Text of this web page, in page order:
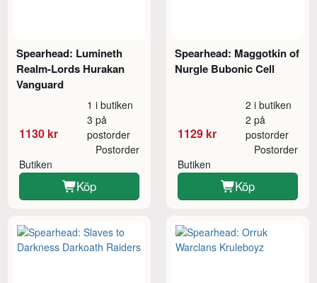
Spearhead: Lumineth
Realm-Lords Hurakan
Vanguard
1130 kr
1 i butiken
3 på
postorder
Butiken
Postorder
Köp
Spearhead: Maggotkin of
Nurgle Bubonic Cell
1129 kr
2 i butiken
2 på
postorder
Butiken
Postorder
Köp